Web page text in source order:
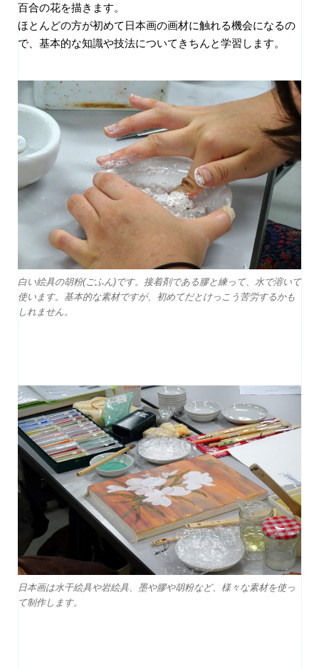
百合の花を描きます。
ほとんどの方が初めて日本画の画材に触れる機会になるの
で、基本的な知識や技法についてきちんと学習します。
白い絵具の胡粉(ごふん)です。接着剤である膠と練って、水で溶いて
使います。基本的な素材ですが、初めてだとけっこう苦労するかも
しれません。
日本画は水干絵具や岩絵具、墨や膠や胡粉など、様々な素材を使っ
て制作します。